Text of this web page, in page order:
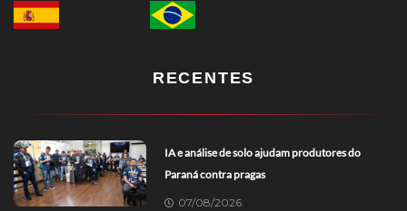
RECENTES
IA e análise de solo ajudam produtores do
Paraná contra pragas
07/08/2026